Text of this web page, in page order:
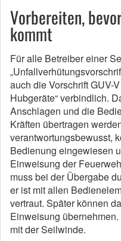
Vorbereiten,
kommt
Für alle Betreiber einer
auch die Vorschrift GUV-
Hubgeräte“ verbindlich.
Anschlagen und die
Kräften übertragen
verantwortungsbewusst,
Bedienung eingewiesen
Einweisung der
muss bei der Übergabe
er ist mit allen
vertraut. Später können
Einweisung
mit der Seilwinde.